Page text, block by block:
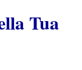
Tua